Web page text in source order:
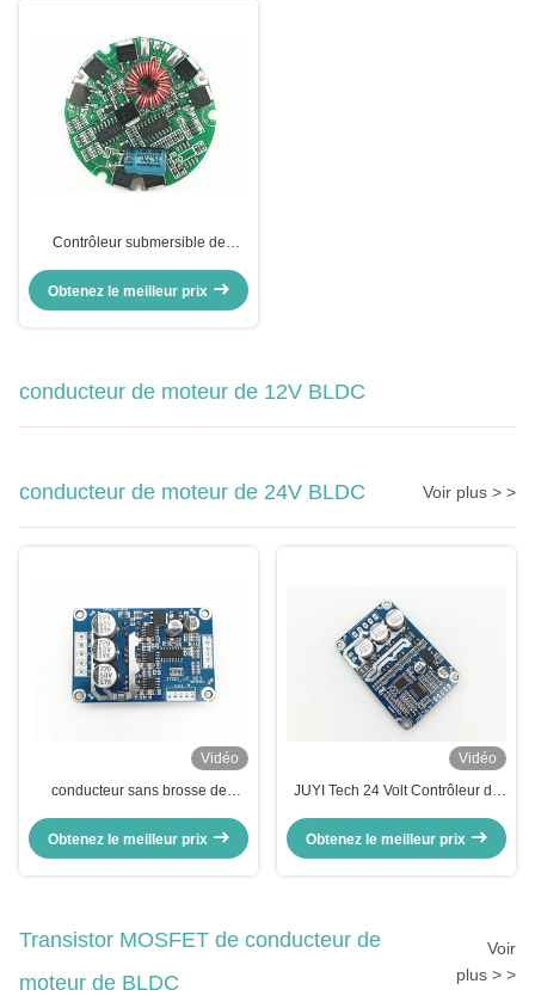
Contrôleur submersible de
BLDC, régulateur de niveau
automatique de l'eau JYQD-N1.1
Obtenez le meilleur prix
conducteur de moteur de 12V BLDC
conducteur de moteur de 24V BLDC Voir plus > >
Vidéo
conducteur sans brosse de
24 contrôleurs de vitesse de
Obtenez le meilleur prix
Vidéo
JUYI Tech 24 Volt Contrôleur de
balais Plaque de pilotage de
moteur pour moteur à courant
Obtenez le meilleur prix
Transistor MOSFET de conducteur de
moteur de BLDC
Voir
plus > >